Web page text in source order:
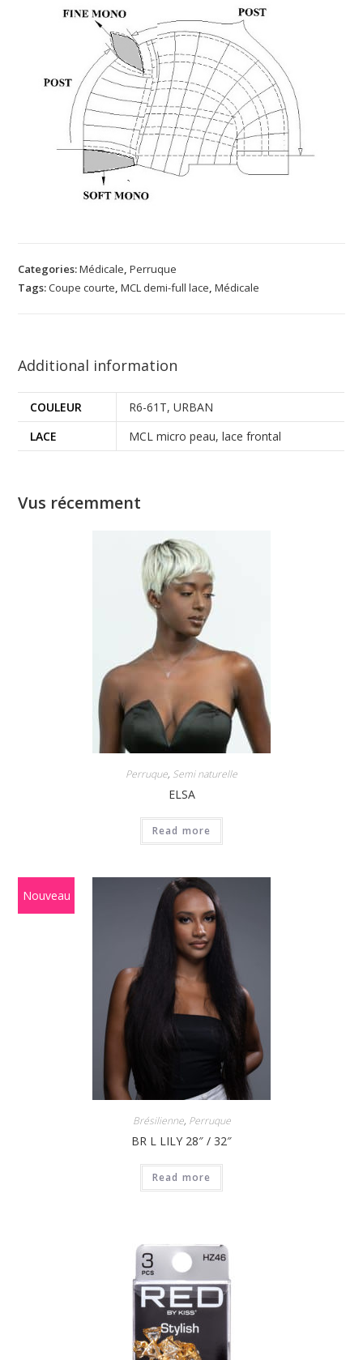
Categories:Médicale,Perruque
Tags:Coupe courte,MCL demi-full lace,Médicale
Additional information
COULEUR
R6-61T, URBAN
LACE
MCL micro peau, lace frontal
Vus récemment
Perruque, Semi naturelle
ELSA
Read more
Nouveau
Brésilienne, Perruque
BR L LILY 28″ / 32″
Read more